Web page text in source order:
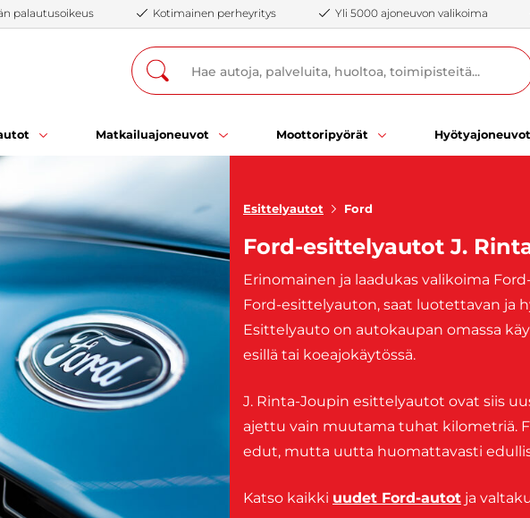
palautusoikeus Kotimainen perheyritys Yli 5000 ajoneuvon valikoima
Matkailuajoneuvot Moottoripyörät Hyötyajoneuvot
Esittelyautot Ford
Ford-esittelyautot J.
Erinomainen ja laadukas valikoima
Ford-esittelyauton, saat luotettavan ja
Esittelyauto on autokaupan omassa
esillä tai koeajokäytössä.
J. Rinta-Joupin esittelyautot ovat siis
ajettu vain muutama tuhat kilometriä.
edut, mutta uutta huomattavasti
Katso kaikki uudet Ford-autot ja